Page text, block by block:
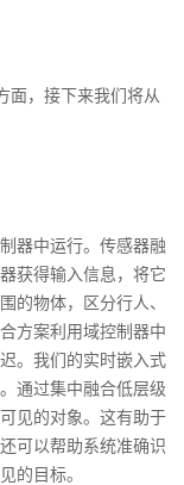
面，接下来我们将从
器中运行。传感器融
获得输入信息，将它
的物体，区分行人、
方案利用域控制器中
。我们的实时嵌入式
通过集中融合低层级
见的对象。这有助于
可以帮助系统准确识
的目标。